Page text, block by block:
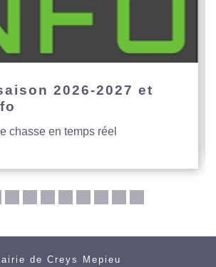
2026-2027 et
chasse en temps réel
de Creys Mepieu